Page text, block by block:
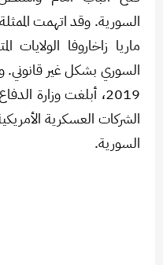
السورية. وقد اتهمت
ماريا زاخاروفا
السوري بشكل غير قانوني.
2019، أبلغت وزارة
الشركات العسكرية
السورية.